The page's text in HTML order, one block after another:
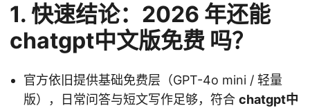
1. 快速结论：2026 年还能
chatgpt中文版免费 吗？
官方依旧提供基础免费层（GPT-4o mini / 轻量
版），日常问答与短文写作足够，符合 chatgpt中